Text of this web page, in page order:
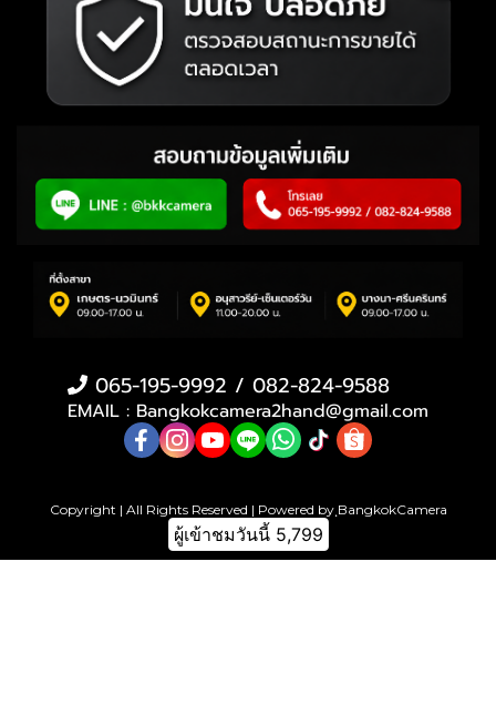
065-195-9992 / 082-824-9588
EMAIL : Bangkokcamera2hand@gmail.com
Copyright | All Rights Reserved | Powered by ฺBangkokCamera
ผู้เข้าชมวันนี้ 5,799